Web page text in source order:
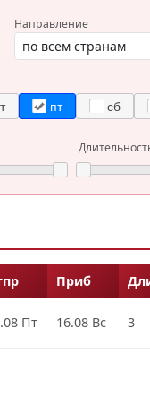
Направление
пт сб
Приб
Пт 16.08 Вс 3